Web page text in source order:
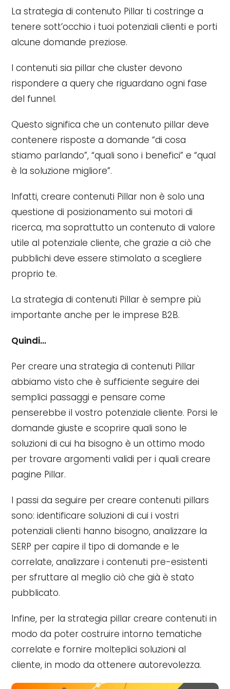
La strategia di contenuto Pillar ti costringe a
tenere sott’occhio i tuoi potenziali clienti e porti
alcune domande preziose.
I contenuti sia pillar che cluster devono
rispondere a query che riguardano ogni fase
del funnel.
Questo significa che un contenuto pillar deve
contenere risposte a domande “di cosa
stiamo parlando”, “quali sono i benefici” e “qual
è la soluzione migliore”.
Infatti, creare contenuti Pillar non è solo una
questione di posizionamento sui motori di
ricerca, ma soprattutto un contenuto di valore
utile al potenziale cliente, che grazie a ciò che
pubblichi deve essere stimolato a scegliere
proprio te.
La strategia di contenuti Pillar è sempre più
importante anche per le imprese B2B.
Quindi…
Per creare una strategia di contenuti Pillar
abbiamo visto che è sufficiente seguire dei
semplici passaggi e pensare come
penserebbe il vostro potenziale cliente. Porsi le
domande giuste e scoprire quali sono le
soluzioni di cui ha bisogno è un ottimo modo
per trovare argomenti validi per i quali creare
pagine Pillar.
I passi da seguire per creare contenuti pillars
sono: identificare soluzioni di cui i vostri
potenziali clienti hanno bisogno, analizzare la
SERP per capire il tipo di domande e le
correlate, analizzare i contenuti pre-esistenti
per sfruttare al meglio ciò che già è stato
pubblicato.
Infine, per la strategia pillar creare contenuti in
modo da poter costruire intorno tematiche
correlate e fornire molteplici soluzioni al
cliente, in modo da ottenere autorevolezza.